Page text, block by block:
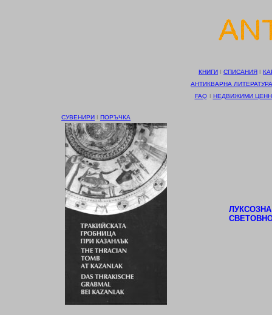
КНИГИ І СПИСАНИЯ І
АНТИКВАРНА ЛИТЕРАТУРА
FAQ І НЕДВИЖИМИ
СУВЕНИРИ І ПОРЪЧКА